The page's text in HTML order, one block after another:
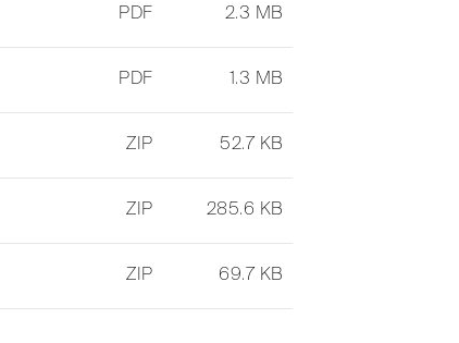
PDF 2.3 MB
PDF 1.3 MB
ZIP 52.7 KB
ZIP 285.6 KB
ZIP 69.7 KB